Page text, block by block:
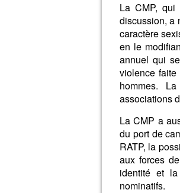
La CMP,
discussion, a
caractère
en le
annuel qui
violence
hommes.
associations
La CMP a
du port de
RATP, la
aux forces
identité et
nominatifs.